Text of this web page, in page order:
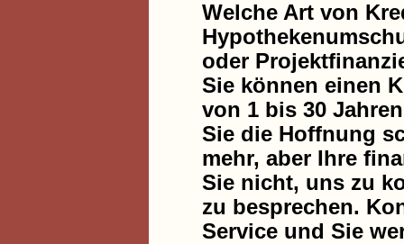
Welche Art von
oder
Sie können einen
von 1 bis 30
Sie die Hoffnung
mehr, aber Ihre
Sie nicht, uns zu
zu besprechen.
Service und Sie